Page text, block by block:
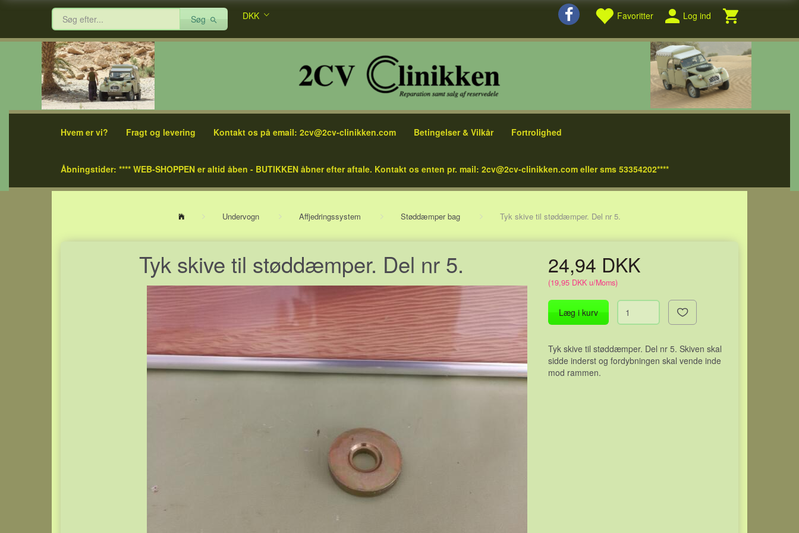
Favoritter Log ind
Søg DKK
Hvem er vi? Fragt og levering Kontakt os på email: 2cv@2cv-clinikken.com Betingelser & Vilkår Fortrolighed
Åbningstider: **** WEB-SHOPPEN er altid åben - BUTIKKEN åbner efter aftale. Kontakt os enten pr. mail: 2cv@2cv-clinikken.com eller sms 53354202****
Undervogn Affjedringssystem Støddæmper bag Tyk skive til støddæmper. Del nr 5.
Tyk skive til støddæmper. Del nr 5. 24,94 DKK
(19,95 DKK u/Moms)
Læg i kurv
Tyk skive til støddæmper. Del nr 5. Skiven skal
sidde inderst og fordybningen skal vende inde
mod rammen.